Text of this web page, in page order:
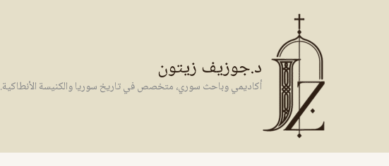
د.جوزيف زيتون
أكاديمي وباحث سوري، متخصص في تاريخ سوريا والكنيسة الأنطاكية.